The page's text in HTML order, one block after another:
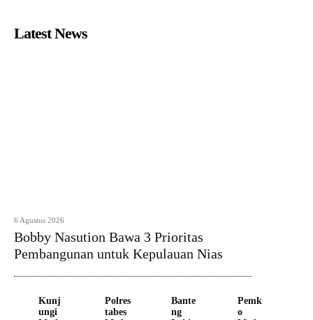
Latest News
6 Agustus 2026
Bobby Nasution Bawa 3 Prioritas
Pembangunan untuk Kepulauan Nias
Kunj
ungi
Polres
tabes
Bante
ng
Pemk
o